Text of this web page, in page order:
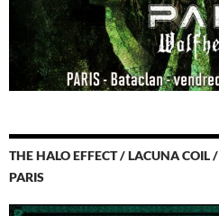
THE HALO EFFECT / LACUNA
PARIS